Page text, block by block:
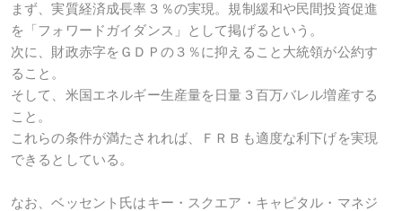
まず、実質経済成長率３％の実現。規制緩和や民間投資促進
を「フォワードガイダンス」として掲げるという。
次に、財政赤字をＧＤＰの３％に抑えること大統領が公約す
ること。
そして、米国エネルギー生産量を日量３百万バレル増産する
こと。
これらの条件が満たされれば、ＦＲＢも適度な利下げを実現
できるとしている。
なお、ベッセント氏はキー・スクエア・キャピタル・マネジ